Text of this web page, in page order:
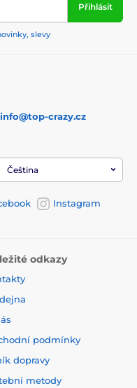
Přihlásit
slevy
info@top-crazy.cz
Čeština
Instagram
odkazy
podmínky
dopravy
metody